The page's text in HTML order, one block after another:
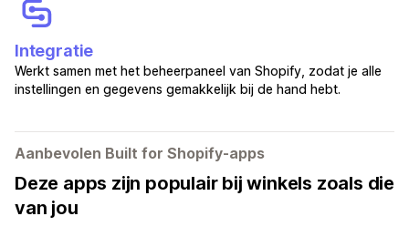
Integratie
Werkt samen met het beheerpaneel van Shopify, zodat je alle
instellingen en gegevens gemakkelijk bij de hand hebt.
Aanbevolen Built for Shopify-apps
Deze apps zijn populair bij winkels zoals die
van jou